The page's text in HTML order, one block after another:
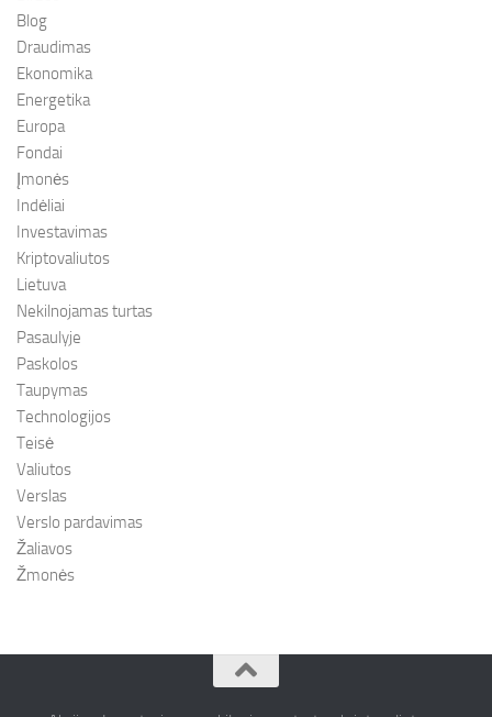
Blog
Draudimas
Ekonomika
Energetika
Europa
Fondai
Įmonės
Indėliai
Investavimas
Kriptovaliutos
Lietuva
Nekilnojamas turtas
Pasaulyje
Paskolos
Taupymas
Technologijos
Teisė
Valiutos
Verslas
Verslo pardavimas
Žaliavos
Žmonės